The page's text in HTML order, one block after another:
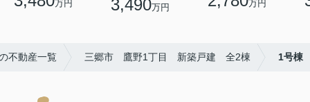
万円 3,490万円 万円
不動産一覧 三郷市 鷹野1丁目 新築戸建 全2棟 1号棟